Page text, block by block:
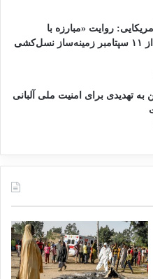
روایت «مبارزه با
تروریسم» پس از ۱۱ سپتامبر زمینه‌ساز نسل‌کشی
به تهدیدی برای امنیت ملی آلبانی